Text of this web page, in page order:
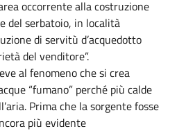
occorrente alla costruzione
e del serbatoio, in località
di servitù d’acquedotto
del venditore”.
al fenomeno che si crea
“fumano” perché più calde
Prima che la sorgente fosse
più evidente